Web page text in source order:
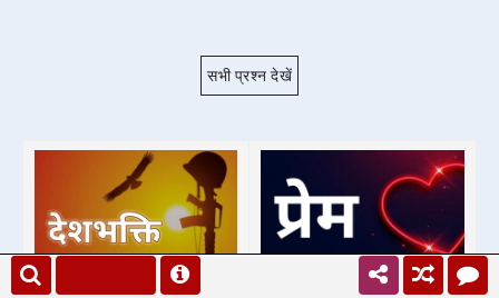
सभी प्रश्न देखें